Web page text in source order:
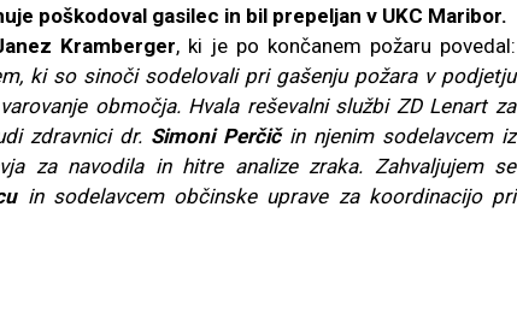
poškodoval gasilec in bil prepeljan v UKC Maribor.
Kramberger, ki je po končanem požaru povedal:
ki so sinoči sodelovali pri gašenju požara v podjetju
območja. Hvala reševalni službi ZD Lenart za
zdravnici dr. Simoni Perčičin njenim sodelavcem iz
za navodila in hitre analize zraka. Zahvaljujem se
in sodelavcem občinske uprave za koordinacijo pri